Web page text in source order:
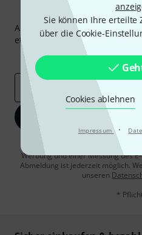
Sie können Ihre erteilte
über die Cookie-
Cookies ablehnen
Impressum ·
Thomann
Abonniere den Thomann
etwas Glück einen von50
Inspirierende Beiträge
Jetzt
Mit Klick auf „Jetzt anmelden“
Werbung und einer Messung des
Abmeldung ist jederzeit möglich.
unseren
*